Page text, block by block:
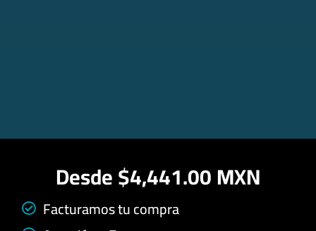
Desde $4,441.00 MXN
Facturamos tu compra